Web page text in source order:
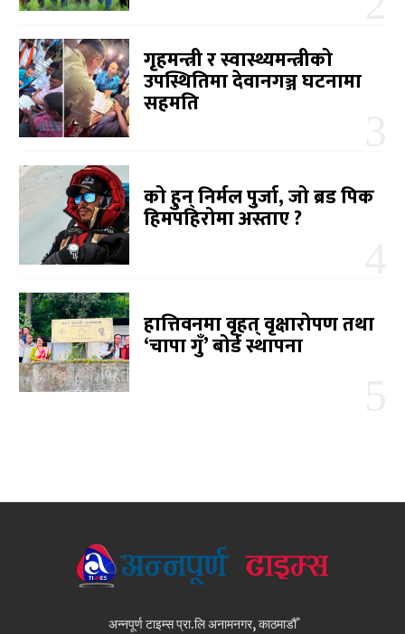
गृहमन्त्री र स्वास्थ्यमन्त्रीको
उपस्थितिमा देवानगञ्ज घटनामा
सहमति
को हुन् निर्मल पुर्जा, जो ब्रड पिक
हिमपहिरोमा अस्ताए ?
हात्तिवनमा वृहत् वृक्षारोपण तथा
‘चापा गुँ’ बोर्ड स्थापना
अन्नपूर्ण टाइम्स प्रा.लि अनामनगर, काठमाडौँ